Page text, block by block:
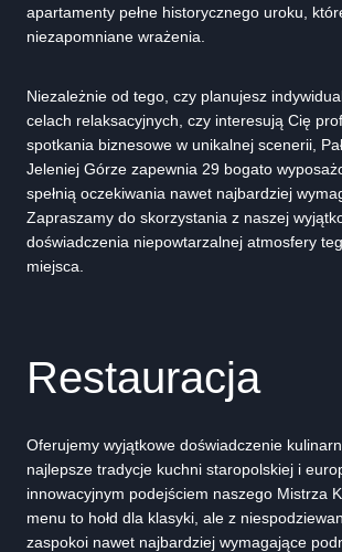
apartamenty pełne historycznego uroku,
niezapomniane wrażenia.
Niezależnie od tego, czy planujesz
celach relaksacyjnych, czy interesują Cię
spotkania biznesowe w unikalnej scenerii,
Jeleniej Górze zapewnia 29 bogato
spełnią oczekiwania nawet najbardziej
Zapraszamy do skorzystania z naszej
doświadczenia niepowtarzalnej atmosfery
miejsca.
Restauracja
Oferujemy wyjątkowe doświadczenie
najlepsze tradycje kuchni staropolskiej i
innowacyjnym podejściem naszego Mistrza
menu to hołd dla klasyki, ale z
zaspokoi nawet najbardziej wymagające